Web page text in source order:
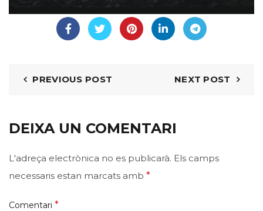
PREVIOUS POST NEXT POST
DEIXA UN COMENTARI
L'adreça electrònica no es publicarà. Els camps
necessaris estan marcats amb *
Comentari *